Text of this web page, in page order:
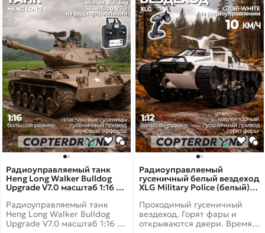
Радиоуправляемый
гусеничный белый вездеход
XLG Military Police (белый)
G2061-WHITE
Проходимый гусеничный
вездеход. Горят фары и
открываются двери. Время
Радиоуправляемый танк
Heng Long Walker Bulldog
Upgrade V7.0 масштаб 1:16 -
Радиоуправляемый танк
Heng Long Walker Bulldog
Upgrade V7.0 масштаб 1:16 -